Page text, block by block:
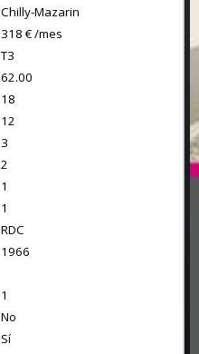
Chilly-Mazarin
318 € /mes
T3
62.00
18
12
3
2
1
1
RDC
1966
1
No
Sí